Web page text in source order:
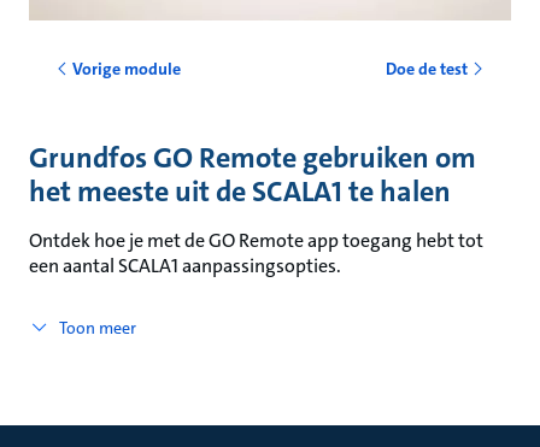
Vorige module Doe de test
Grundfos GO Remote gebruiken om
het meeste uit de SCALA1 te halen
Ontdek hoe je met de GO Remote app toegang hebt tot
een aantal SCALA1 aanpassingsopties.
Toon meer